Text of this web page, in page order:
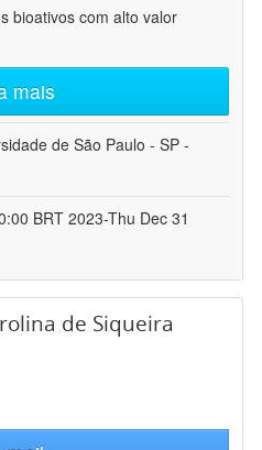
bioativos com alto valor
mais
de São Paulo - SP -
BRT 2023-Thu Dec 31
de Siqueira